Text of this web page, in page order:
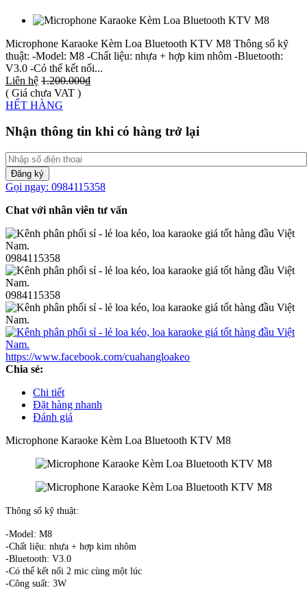
Microphone Karaoke Kèm Loa Bluetooth KTV M8 Thông số kỹ
thuật: -Model: M8 -Chất liệu: nhựa + hợp kim nhôm -Bluetooth:
V3.0 -Có thể kết nối...
Liên hệ 1.200.000₫
( Giá chưa VAT )
HẾT HÀNG
Nhận thông tin khi có hàng trở lại
Đăng ký
Gọi ngay: 0984115358
Chat với nhân viên tư vấn
0984115358
0984115358
https://www.facebook.com/cuahangloakeo
Chia sẻ:
Chi tiết
Đặt hàng nhanh
Đánh giá
Microphone Karaoke Kèm Loa Bluetooth KTV M8
Thông số kỹ thuật:
-Model: M8
-Chất liệu: nhựa + hợp kim nhôm
-Bluetooth: V3.0
-Có thể kết nối 2 mic cùng một lúc
-Công suất: 3W